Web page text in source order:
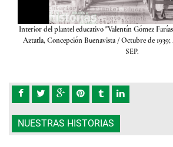
Interior del plantel educativo "Valentín Gómez
Aztatla, Concepción Buenavista / Octubre de
SEP.
NUESTRAS HISTORIAS